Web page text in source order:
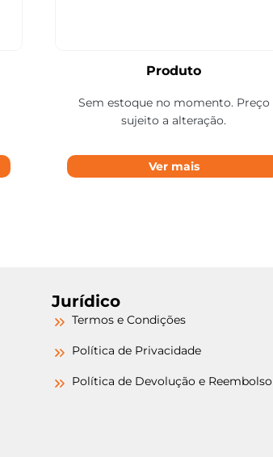
Produto
Sem estoque no momento. Preço
sujeito a alteração.
Ver mais
Jurídico
Termos e Condições
Política de Privacidade
Política de Devolução e Reembolso